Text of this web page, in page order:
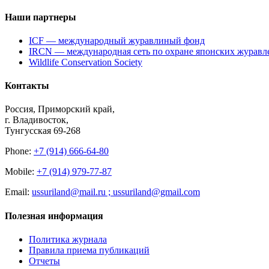
Наши партнеры
ICF — международный журавлиный фонд
IRCN — международная сеть по охране японских
Wildlife Conservation Society
Контакты
Россия, Приморский край,
г. Владивосток,
Тунгусская 69-268
Phone: +7 (914) 666-64-80
Mobile: +7 (914) 979-77-87
Email: ussuriland@mail.ru ; ussuriland@gmail.com
Полезная информация
Политика журнала
Правила приема публикаций
Отчеты